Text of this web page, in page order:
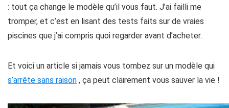
: tout ça change le modèle qu’il vous faut. J’ai failli me
tromper, et c’est en lisant des tests faits sur de vraies
piscines que j’ai compris quoi regarder avant d’acheter.
Et voici un article si jamais vous tombez sur un modèle qui
s’arrête sans raison , ça peut clairement vous sauver la vie !